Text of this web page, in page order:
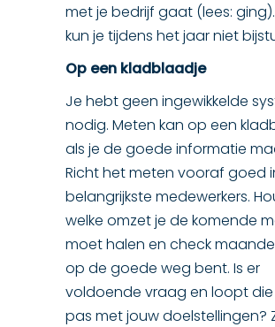
met je bedrijf gaat (lees:
kun je tijdens het jaar niet
Op een kladblaadje
Je hebt geen ingewikkelde
nodig. Meten kan op een
als je de goede informatie
Richt het meten vooraf goed
belangrijkste medewerkers.
welke omzet je de komende
moet halen en check
op de goede weg bent. Is er
voldoende vraag en loopt die
pas met jouw doelstellingen?